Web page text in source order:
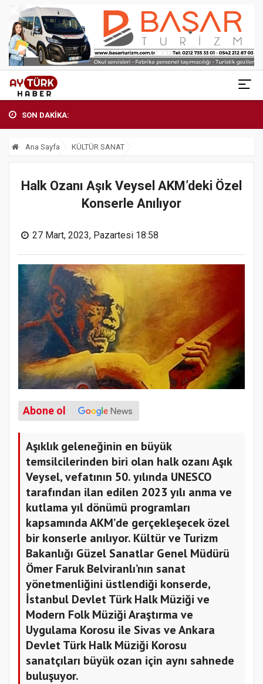
SON DAKİKA:
Ana Sayfa KÜLTÜR SANAT
Halk Ozanı Aşık Veysel AKM’deki Özel
Konserle Anılıyor
27 Mart, 2023, Pazartesi 18:58
Abone ol
Aşıklık geleneğinin en büyük
temsilcilerinden biri olan halk ozanı Aşık
Veysel, vefatının 50. yılında UNESCO
tarafından ilan edilen 2023 yılı anma ve
kutlama yıl dönümü programları
kapsamında AKM’de gerçekleşecek özel
bir konserle anılıyor. Kültür ve Turizm
Bakanlığı Güzel Sanatlar Genel Müdürü
Ömer Faruk Belviranlı’nın sanat
yönetmenliğini üstlendiği konserde,
İstanbul Devlet Türk Halk Müziği ve
Modern Folk Müziği Araştırma ve
Uygulama Korosu ile Sivas ve Ankara
Devlet Türk Halk Müziği Korosu
sanatçıları büyük ozan için aynı sahnede
buluşuyor.